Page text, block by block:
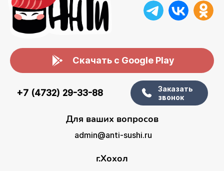
Скачать с Google Play
+7 (4732) 29-33-88
Заказать
звонок
Для ваших вопросов
admin@anti-sushi.ru
г.Хохол